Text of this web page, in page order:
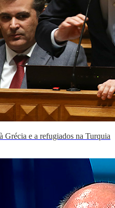
Grécia e a refugiados na Turquia